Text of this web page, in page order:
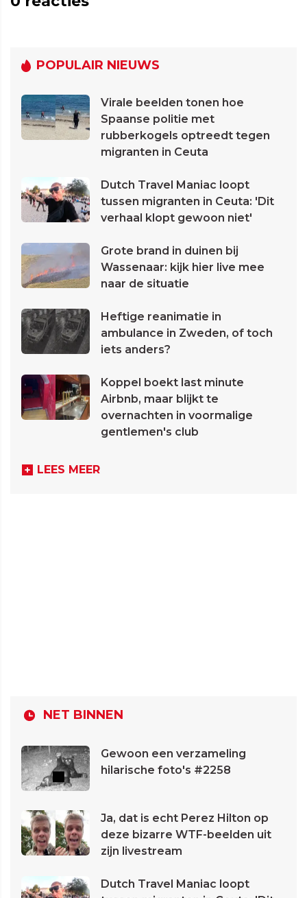
POPULAIR NIEUWS
Virale beelden tonen hoe
Spaanse politie met
rubberkogels optreedt tegen
migranten in Ceuta
Dutch Travel Maniac loopt
tussen migranten in Ceuta: 'Dit
verhaal klopt gewoon niet'
Grote brand in duinen bij
Wassenaar: kijk hier live mee
naar de situatie
Heftige reanimatie in
ambulance in Zweden, of toch
iets anders?
Koppel boekt last minute
Airbnb, maar blijkt te
overnachten in voormalige
gentlemen's club
LEES MEER
NET BINNEN
Gewoon een verzameling
hilarische foto's #2258
Ja, dat is echt Perez Hilton op
deze bizarre WTF-beelden uit
zijn livestream
Dutch Travel Maniac loopt